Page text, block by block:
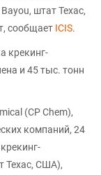
штат Техас,
сообщает ICIS.
крекинг-
и 45 тыс. тонн
(CP Chem),
компаний, 24
Техас, США),